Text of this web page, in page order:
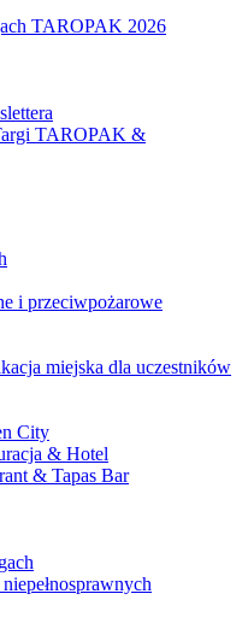
TAROPAK 2026
TAROPAK &
i przeciwpożarowe
miejska dla uczestników
City
& Hotel
& Tapas Bar